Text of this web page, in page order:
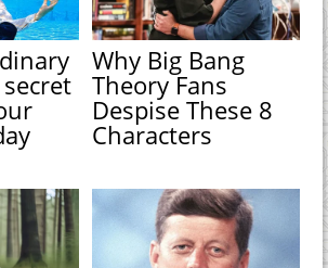
Why Big Bang
Theory Fans
Despise These 8
Characters